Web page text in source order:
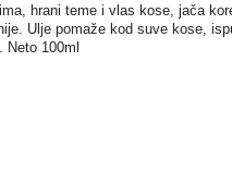
hrani teme i vlas kose, jača
Ulje pomaže kod suve kose,
Neto 100ml